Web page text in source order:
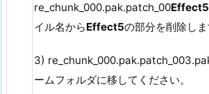
re_chunk_000.pak.patch_00Effect5
イル名からEffect5の部分を削除しま
3)
ームフォルダに移してください。